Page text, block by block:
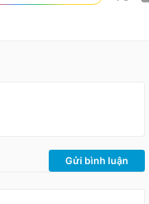
Gửi bình luận